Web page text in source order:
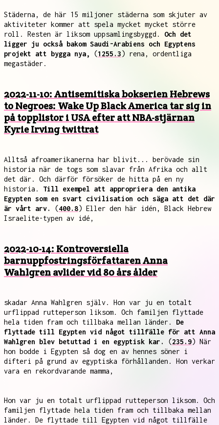
Städerna, de här 15 miljoner städerna som skjuter av
aktiviteter kommer att spela mycket mycket större
roll. Resten är liksom uppsamlingsbyggd. Och det
ligger ju också bakom Saudi-Arabiens och Egyptens
projekt att bygga nya,
(1255.3) rena, ordentliga
megastäder.
2022-11-10: Antisemitiska bokserien Hebrews
to Negroes: Wake Up Black America tar sig in
på topplistor i USA efter att NBA-stjärnan
Kyrie Irving twittrat
Alltså afroamerikanerna har blivit... berövade sin
historia när de togs som slavar från Afrika och allt
det där. Och därför försöker de hitta på en ny
historia. Till exempel att appropriera den antika
Egypten som en svart civilisation och säga att det där
är vårt arv.
(400.8) Eller den här idén, Black Hebrew
Israelite-typen av idé,
2022-10-14: Kontroversiella
barnuppfostringsförfattaren Anna
Wahlgren avlider vid 80 års ålder
skadar Anna Wahlgren själv. Hon var ju en totalt
urflippad rutteperson liksom. Och familjen flyttade
hela tiden fram och tillbaka mellan länder. De
flyttade till Egypten vid något tillfälle för att Anna
Wahlgren blev betuttad i en egyptisk kar.
(235.9) När
hon bodde i Egypten så dog en av hennes söner i
difteri på grund av egyptiska förhållanden. Hon verkar
vara en rekordvarande mamma,
Hon var ju en totalt urflippad rutteperson liksom. Och
familjen flyttade hela tiden fram och tillbaka mellan
länder. De flyttade till Egypten vid något tillfälle